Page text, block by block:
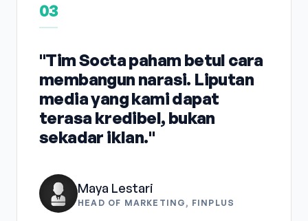
03
"Tim Socta paham betul cara
membangun narasi. Liputan
media yang kami dapat
terasa kredibel, bukan
sekadar iklan."
Maya Lestari
HEAD OF MARKETING, FINPLUS